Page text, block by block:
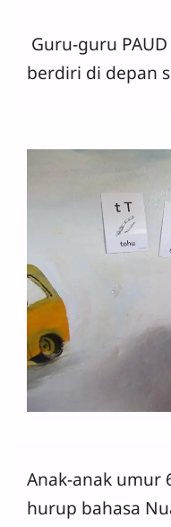
Guru-guru
berdiri di depan
Anak-anak umur
hurup bahasa